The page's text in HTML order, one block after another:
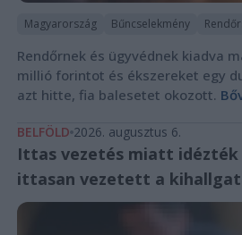
Magyarország Bűncselekmény
Rendőrnek és ügyvédnek kiadva
millió forintot és ékszereket egy
azt hitte, fia balesetet okozott.
BELFÖLD 2026. augusztus 6.
Ittas vezetés miatt idézték
ittasan vezetett a